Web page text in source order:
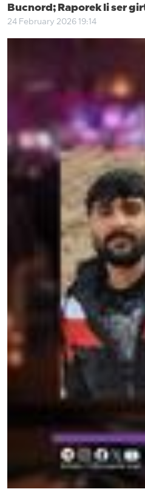
Bucnord; Raporek li ser
24 February 2026 19:14